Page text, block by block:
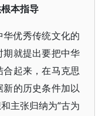
本指导
优秀传统文化的
就提出要把中华
起来，在马克思
的历史条件加以
主张归纳为“古为